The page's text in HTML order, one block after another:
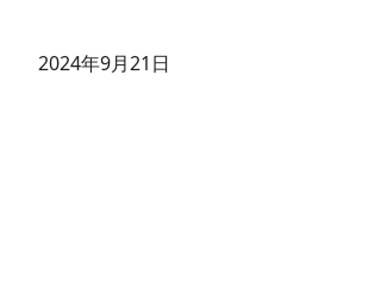
2024年9月21日